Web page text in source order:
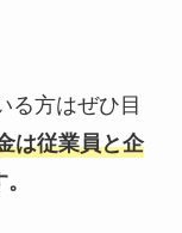
る方はぜひ目
は従業員と企